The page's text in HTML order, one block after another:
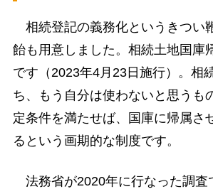
相続登記の義務化というきつい
飴も用意しました。相続土地国庫
です（2023年4月23日施行）。相
ち、もう自分は使わないと思うも
定条件を満たせば、国庫に帰属さ
るという画期的な制度です。
法務省が2020年に行なった調査